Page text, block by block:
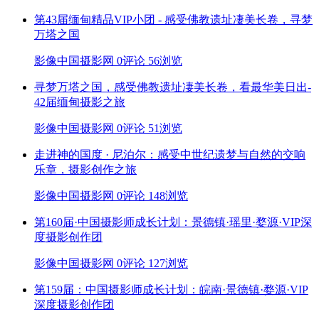
第43届缅甸精品VIP小团 - 感受佛教遗址凄美长卷，寻梦
万塔之国
影像中国摄影网 0评论 56浏览
寻梦万塔之国，感受佛教遗址凄美长卷，看最华美日出-
42届缅甸摄影之旅
影像中国摄影网 0评论 51浏览
走进神的国度 · 尼泊尔：感受中世纪遗梦与自然的交响
乐章，摄影创作之旅
影像中国摄影网 0评论 148浏览
第160届·中国摄影师成长计划：景德镇·瑶里·婺源·VIP深
度摄影创作团
影像中国摄影网 0评论 127浏览
第159届：中国摄影师成长计划：皖南·景德镇·婺源·VIP
深度摄影创作团